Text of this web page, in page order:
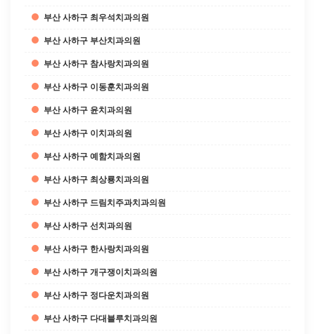
부산 사하구 최우석치과의원
부산 사하구 부산치과의원
부산 사하구 참사랑치과의원
부산 사하구 이동훈치과의원
부산 사하구 윤치과의원
부산 사하구 이치과의원
부산 사하구 예함치과의원
부산 사하구 최상룡치과의원
부산 사하구 드림치주과치과의원
부산 사하구 선치과의원
부산 사하구 한사랑치과의원
부산 사하구 개구쟁이치과의원
부산 사하구 정다운치과의원
부산 사하구 다대블루치과의원